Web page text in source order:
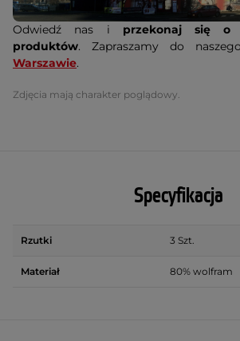
Odwiedź nas i przekonaj się o
produktów. Zapraszamy do
Warszawie.
Zdjęcia mają charakter poglądowy.
Specyfikacja
Rzutki 3 Szt.
Materiał 80% wolfram